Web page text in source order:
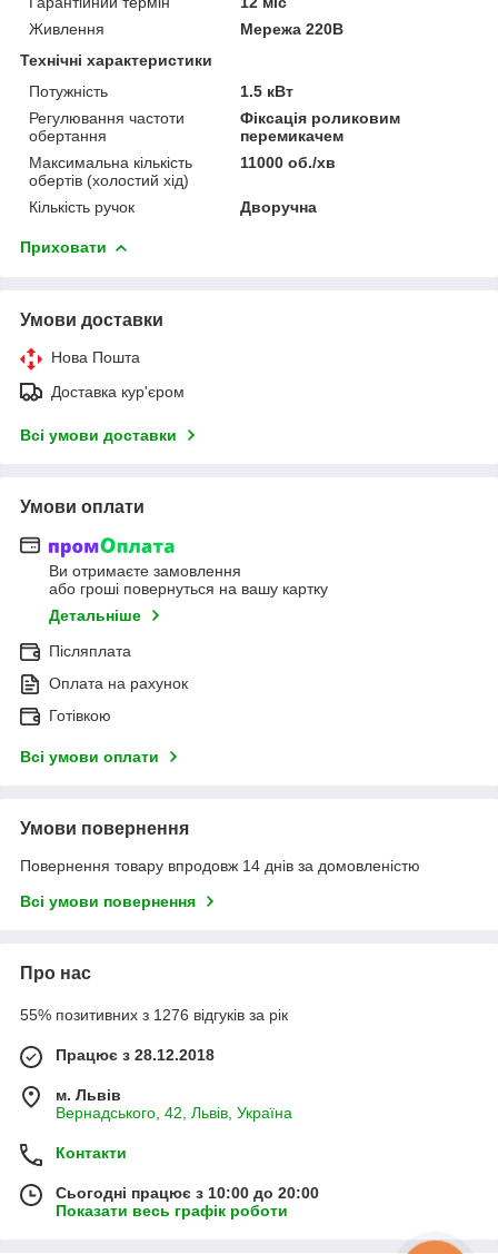
Живлення
Мережа 220В
Технічні характеристики
Потужність
1.5 кВт
Регулювання частоти
обертання
Фіксація роликовим
перемикачем
Максимальна кількість
обертів (холостий хід)
11000 об./хв
Кількість ручок Дворучна
Приховати
Умови доставки
Нова Пошта
Доставка кур'єром
Всі умови доставки
Умови оплати
Ви отримаєте замовлення
або гроші повернуться на вашу картку
Детальніше
Післяплата
Оплата на рахунок
Готівкою
Всі умови оплати
Умови повернення
Повернення товару впродовж 14 днів за домовленістю
Всі умови повернення
Про нас
55% позитивних з 1276 відгуків за рік
Працює з 28.12.2018
м. Львів
Вернадського, 42, Львів, Україна
Контакти
Сьогодні працює з 10:00 до 20:00
Показати весь графік роботи